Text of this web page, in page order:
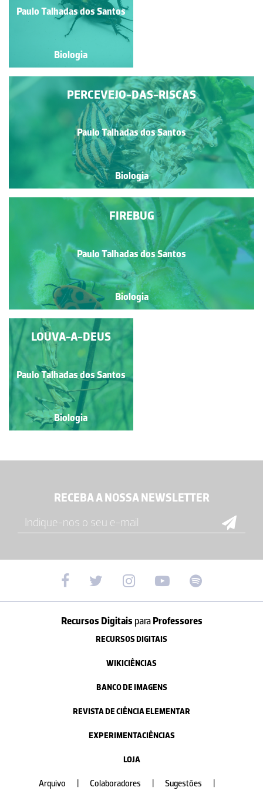
Paulo Talhadas dos Santos
Biologia
PERCEVEJO-DAS-RISCAS
Paulo Talhadas dos Santos
Biologia
Paulo Talhadas dos Santos
Biologia
FIREBUG
Paulo Talhadas dos Santos
Biologia
FIVE-SPOT BURNET
Paulo Talhadas dos Santos
Biologia
LOUVA-A-DEUS
Paulo Talhadas dos Santos
Biologia
RECEBA A NOSSA NEWSLETTER
Recursos Digitais paraProfessores
RECURSOS DIGITAIS
WIKICIÊNCIAS
BANCO DE IMAGENS
REVISTA DE CIÊNCIA ELEMENTAR
EXPERIMENTACIÊNCIAS
LOJA
Arquivo Colaboradores Sugestões